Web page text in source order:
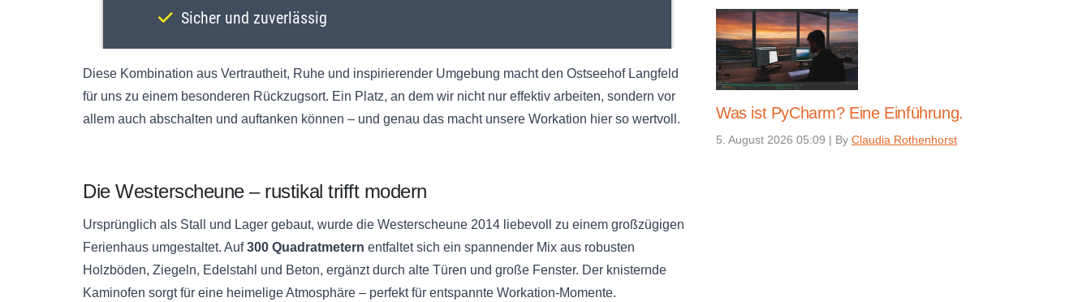
Diese Kombination aus Vertrautheit, Ruhe und inspirierender Umgebung macht den Ostseehof Langfeld
für uns zu einem besonderen Rückzugsort. Ein Platz, an dem wir nicht nur effektiv arbeiten, sondern vor
allem auch abschalten und auftanken können – und genau das macht unsere Workation hier so wertvoll.
Die Westerscheune – rustikal trifft modern
Ursprünglich als Stall und Lager gebaut, wurde die Westerscheune 2014 liebevoll zu einem großzügigen
Ferienhaus umgestaltet. Auf300 Quadratmetern entfaltet sich ein spannender Mix aus robusten
Holzböden, Ziegeln, Edelstahl und Beton, ergänzt durch alte Türen und große Fenster. Der knisternde
Kaminofen sorgt für eine heimelige Atmosphäre – perfekt für entspannte Workation-Momente.
Was ist PyCharm? Eine Einführung.
5. August 2026 05:09 | By Claudia Rothenhorst